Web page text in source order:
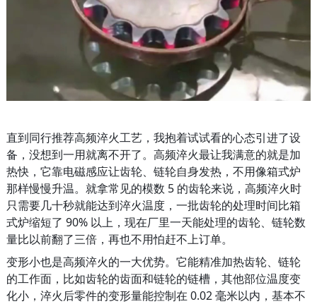
直到同行推荐高频淬火工艺，我抱着试试看的心态引进了设
备，没想到一用就离不开了。高频淬火最让我满意的就是加
热快，它靠电磁感应让齿轮、链轮自身发热，不用像箱式炉
那样慢慢升温。就拿常见的模数 5 的齿轮来说，高频淬火时
只需要几十秒就能达到淬火温度，一批齿轮的处理时间比箱
式炉缩短了 90% 以上，现在厂里一天能处理的齿轮、链轮数
量比以前翻了三倍，再也不用怕赶不上订单。
变形小也是高频淬火的一大优势。它能精准加热齿轮、链轮
的工作面，比如齿轮的齿面和链轮的链槽，其他部位温度变
化小，淬火后零件的变形量能控制在 0.02 毫米以内，基本不